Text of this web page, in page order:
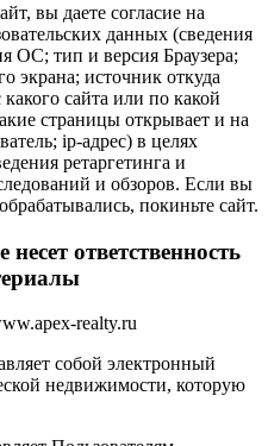
вы даете согласие на
данных (сведения
ОС; тип и версия Браузера;
экрана; источник откуда
сайта или по какой
страницы открывает и на
ip-адрес) в целях
ретаргетинга и
и обзоров. Если вы
покиньте сайт.
ответственность
realty.ru
собой электронный
недвижимости, которую